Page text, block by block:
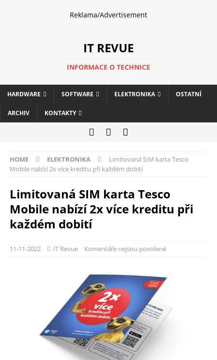
Reklama/Advertisement
IT REVUE
INFORMACE O TECHNICE
HARDWARE SOFTWARE ELEKTRONIKA OSTATNÍ
ARCHIV KONTAKTY
HOME ELEKTRONIKA
Limitovaná SIM karta Tesco
Mobile nabízí 2x více kreditu při každém dobití
Limitovaná SIM karta Tesco
Mobile nabízí 2x více kreditu při
každém dobití
11-11-2022 IT Revue Komentáře nejsou povolené